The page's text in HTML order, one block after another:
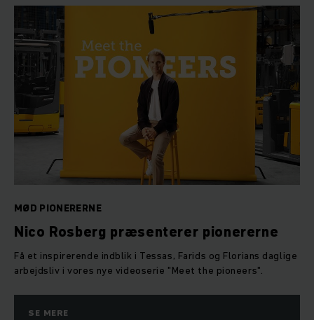
MØD PIONERERNE
Nico Rosberg præsenterer pionererne
Få et inspirerende indblik i Tessas, Farids og Florians daglige
arbejdsliv i vores nye videoserie "Meet the pioneers".
SE MERE